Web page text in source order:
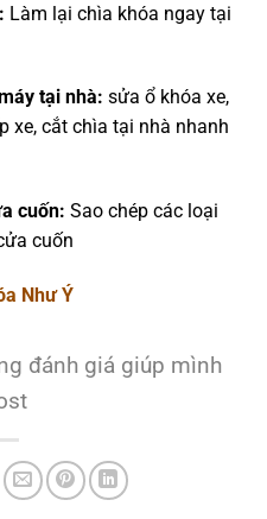
Làm lại chìa khóa ngay tại
tại nhà: sửa ổ khóa xe,
xe, cắt chìa tại nhà nhanh
cuốn: Sao chép các loại
cuốn
Như Ý
đánh giá giúp mình